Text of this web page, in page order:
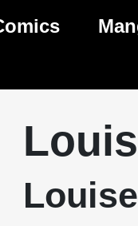
BD
BD
Genres Comics